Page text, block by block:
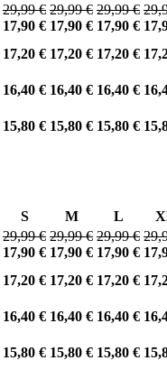
29,99 €
17,90 €
29,99 €
17,90 €
29,99 €
17,90 €
17,20 € 17,20 € 17,20 €
16,40 € 16,40 € 16,40 €
15,80 € 15,80 € 15,80 €
S M L
29,99 €
17,90 €
29,99 €
17,90 €
29,99 €
17,90 €
17,20 € 17,20 € 17,20 €
16,40 € 16,40 € 16,40 €
15,80 € 15,80 € 15,80 €